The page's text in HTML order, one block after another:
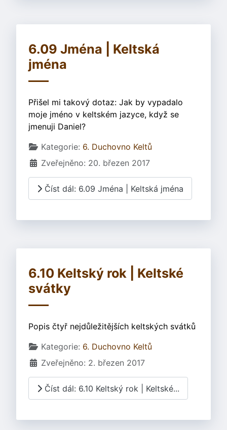
6.09 Jména | Keltská
jména
Přišel mi takový dotaz: Jak by vypadalo
moje jméno v keltském jazyce, když se
jmenuji Daniel?
Základní údaje
Kategorie: 6. Duchovno Keltů
Zveřejněno: 20. březen 2017
Číst dál: 6.09 Jména | Keltská jména
6.10 Keltský rok | Keltské
svátky
Popis čtyř nejdůležitějších keltských svátků
Základní údaje
Kategorie: 6. Duchovno Keltů
Zveřejněno: 2. březen 2017
Číst dál: 6.10 Keltský rok | Keltské...